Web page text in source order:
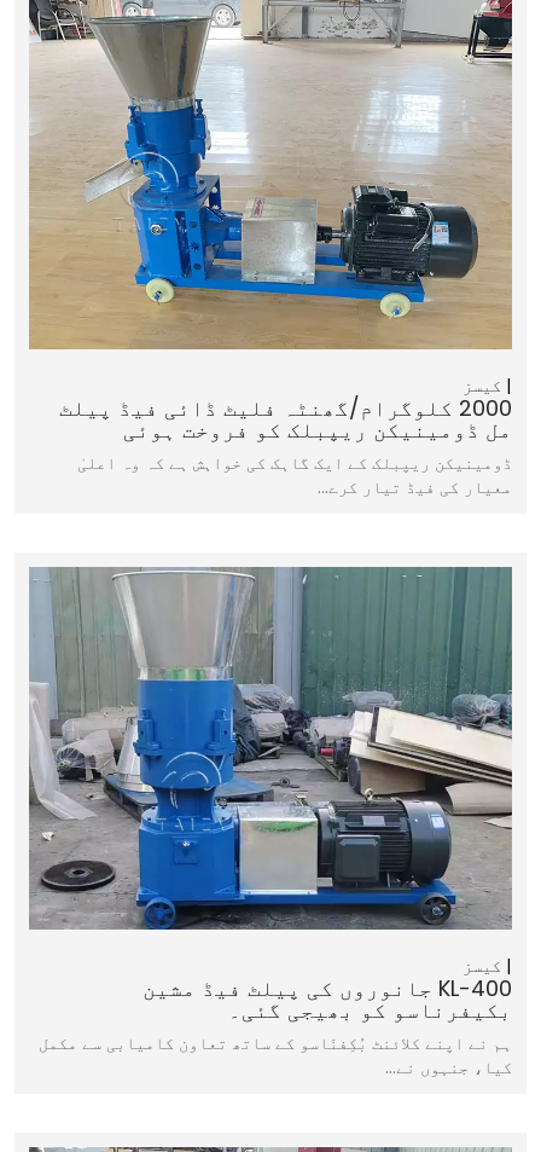
کیسز
2000 کلوگرام/گھنٹہ فلیٹ ڈائی فیڈ پیلٹ
مل ڈومینیکن ریپبلک کو فروخت ہوئی
ڈومینیکن ریپبلک کے ایک گاہک کی خواہش ہے کہ وہ اعلیٰ
معیار کی فیڈ تیار کرے…
کیسز
KL-400 جانوروں کی پیلٹ فیڈ مشین
بکیفرناسو کو بھیجی گئی۔
ہم نے اپنے کلائنٹ بُکِفنَاسو کے ساتھ تعاون کامیابی سے مکمل
کیا، جنہوں نے…